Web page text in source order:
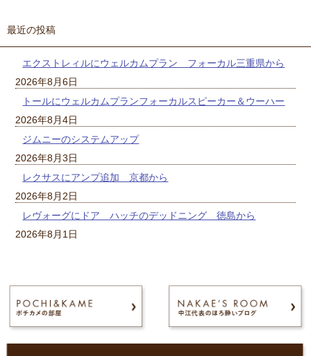
最近の投稿
エクストレィルにウェルカムプラン フォーカル三重県から
2026年8月6日
トールにウェルカムプランフォーカルスピーカー＆ウーハー
2026年8月4日
ジムニーのシステムアップ
2026年8月3日
レクサスにアンプ追加 京都から
2026年8月2日
レヴォーグにドア ハッチのデッドニング 徳島から
2026年8月1日